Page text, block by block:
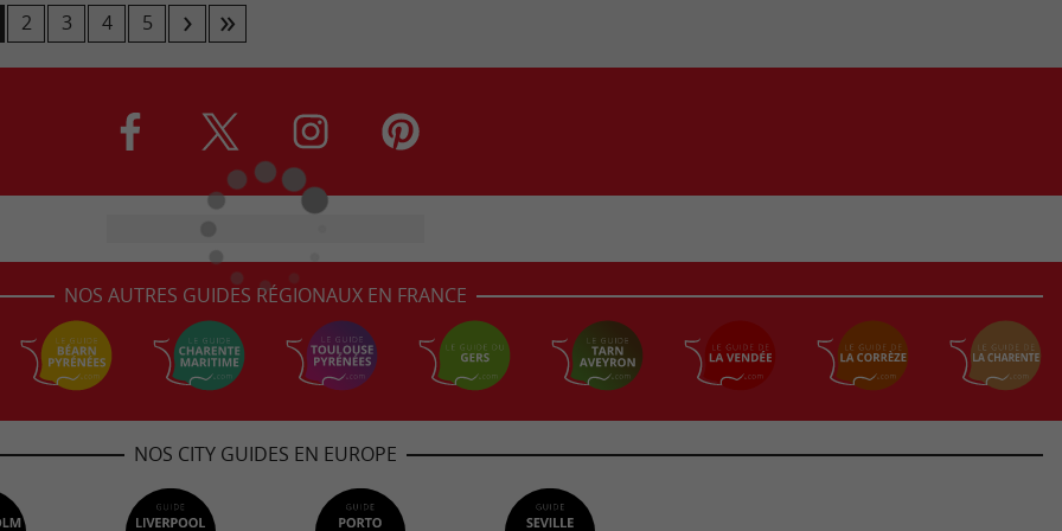
2 3 4 5
NOS AUTRES GUIDES RÉGIONAUX EN FRANCE
NOS CITY GUIDES EN EUROPE